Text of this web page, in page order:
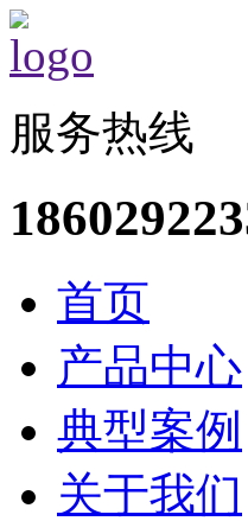
服务热线
首页
产品中心
典型案例
关于我们